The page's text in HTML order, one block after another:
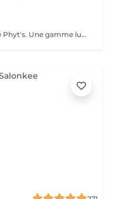
Le soin par excellence anti âge signé Phyt's. Une gamme luxueuse qui permet un traitement aux actifs puissants naturels et complets des peaux matures. Réduction des rides, fermeté ...une efficacité prouvée et résultat visible dès le 1 er soin. Ce soin commence par un rafraîchissement stimulant des pieds pour favoriser la circulation sanguine et la relaxation.